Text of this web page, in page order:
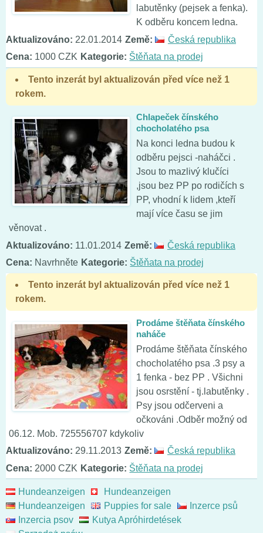
labutěnky (pejsek a fenka).
K odběru koncem ledna.
Aktualizováno: 22.01.2014 Země:
Česká republika
Cena: 1000 CZK Kategorie: Štěňata na prodej
Tento inzerát byl aktualizován před více než 1
rokem.
Chlapeček čínského
chocholatého psa
Na konci ledna budou k
odběru pejsci -naháčci .
Jsou to mazlivý klučíci
,jsou bez PP po rodičích s
PP, vhodní k lidem ,kteří
mají více času se jim
věnovat .
Aktualizováno: 11.01.2014 Země:
Česká republika
Cena: Navrhněte Kategorie: Štěňata na prodej
Tento inzerát byl aktualizován před více než 1
rokem.
Prodáme štěňata čínského
naháče
Prodáme štěňata čínského
chocholatého psa .3 psy a
1 fenka - bez PP . Všichni
jsou osrstění - tj.labutěnky .
Psy jsou odčerveni a
očkováni .Odběr možný od
06.12. Mob. 725556707 kdykoliv
Aktualizováno: 29.11.2013 Země:
Česká republika
Cena: 2000 CZK Kategorie: Štěňata na prodej
Hundeanzeigen
Hundeanzeigen
Hundeanzeigen
Puppies for sale
Inzerce psů
Inzercia psov
Kutya Apróhirdetések